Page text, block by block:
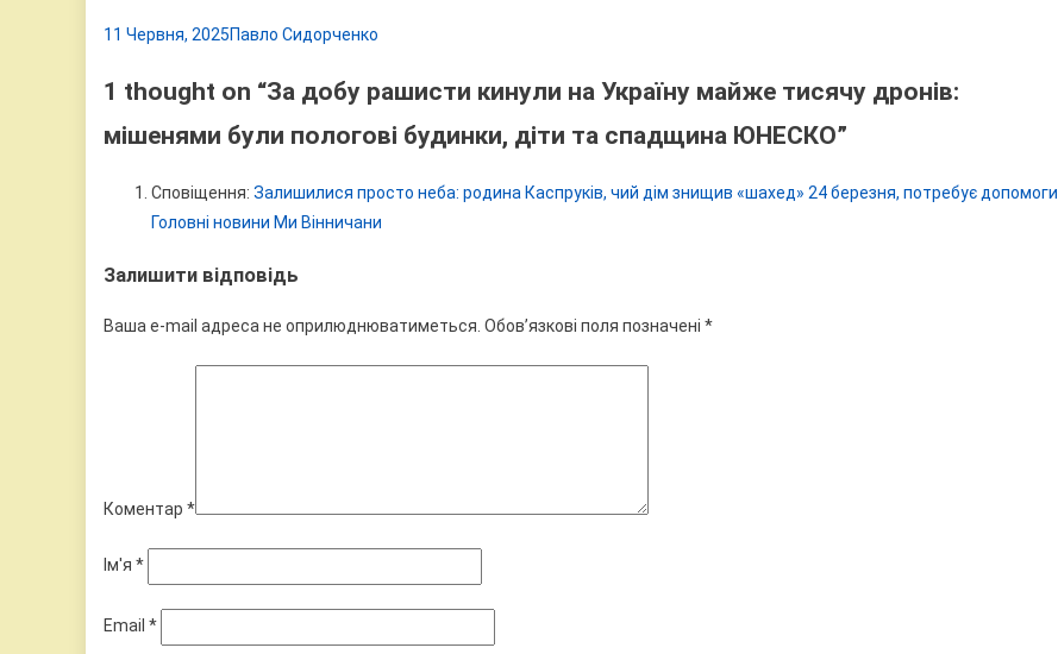
11 Червня, 2025Павло Сидорченко
1 thought on “За добу рашисти кинули на Україну майже тисячу дронів:
мішенями були пологові будинки, діти та спадщина ЮНЕСКО”
Сповіщення: Залишилися просто неба: родина Каспруків, чий дім знищив «шахед» 24 березня, потребує допомоги |
Головні новини Ми Вінничани
Залишити відповідь
Ваша e-mail адреса не оприлюднюватиметься. Обов’язкові поля позначені *
Коментар *
Ім'я *
Email *